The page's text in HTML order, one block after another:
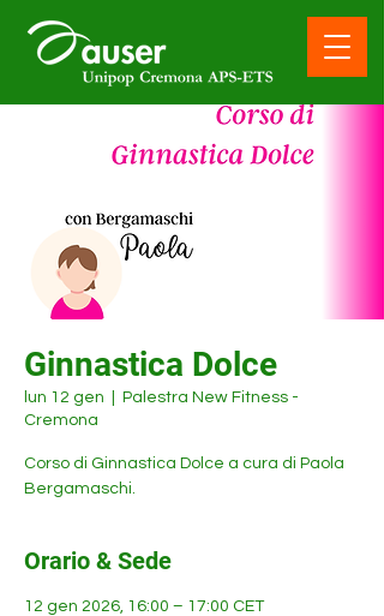
Ginnastica Dolce
lun 12 gen
Palestra New Fitness -
Cremona
Corso di Ginnastica Dolce a cura di Paola
Bergamaschi.
Orario & Sede
12 gen 2026, 16:00 – 17:00 CET